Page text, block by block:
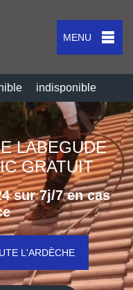
MENU
indisponible
LABEGUDE
GRATUIT
sur 7j/7 en cas
L'ARDÈCHE